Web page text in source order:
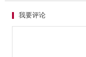
我要评论